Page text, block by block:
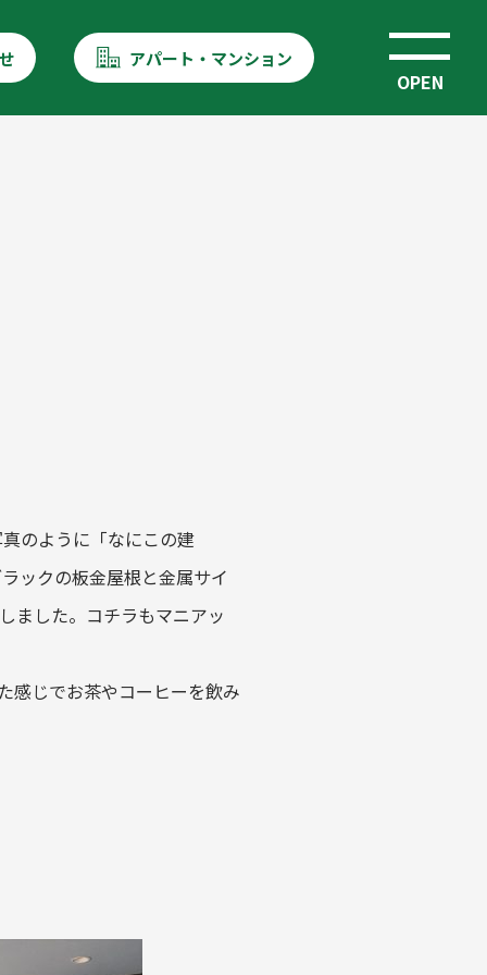
アパート・マンション
OPEN
のように「なにこの建
ックの板金屋根と金属サイ
ました。コチラもマニアッ
感じでお茶やコーヒーを飲み